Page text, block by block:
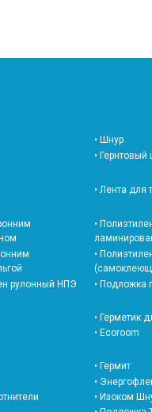
• Шнур
• Гернтовый
• Лента для
•
•
рулонный НПЭ • Подложка
• Герметик
• Ecoroom
• Гермит
•
• Изоком